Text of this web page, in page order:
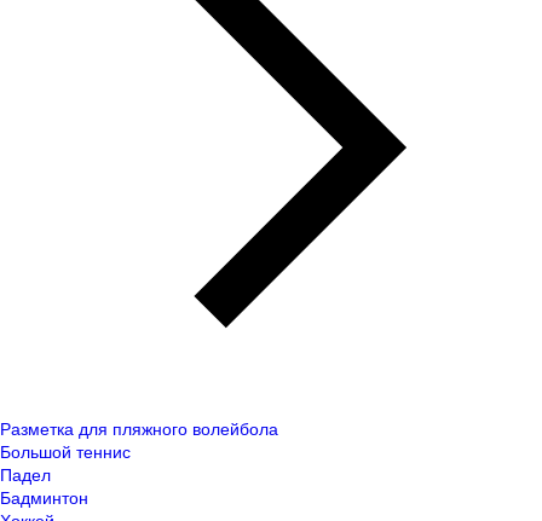
Разметка для пляжного волейбола
Большой теннис
Падел
Бадминтон